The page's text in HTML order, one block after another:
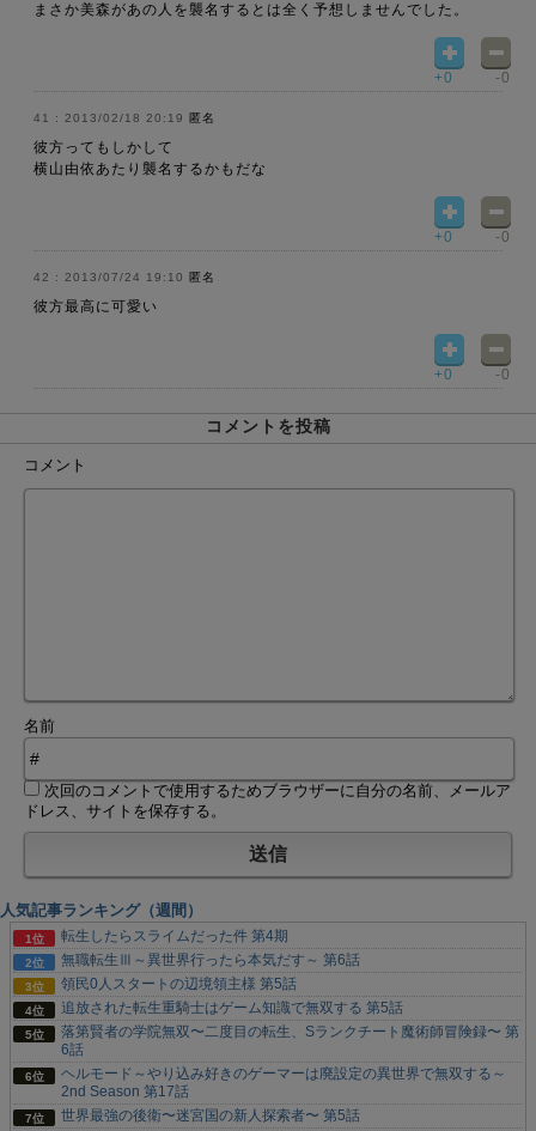
まさか美森があの人を襲名するとは全く予想しませんでした。
+0 -0
2013/02/18 20:19 匿名
彼方ってもしかして
横山由依あたり襲名するかもだな
+0 -0
2013/07/24 19:10 匿名
彼方最高に可愛い
+0 -0
コメントを投稿
コメント
名前
次回のコメントで使用するためブラウザーに自分の名前、メールア
ドレス、サイトを保存する。
人気記事ランキング（週間）
転生したらスライムだった件 第4期
無職転生Ⅲ～異世界行ったら本気だす～ 第6話
領民0人スタートの辺境領主様 第5話
追放された転生重騎士はゲーム知識で無双する 第5話
落第賢者の学院無双〜二度目の転生、Sランクチート魔術師冒険録〜 第
6話
ヘルモード～やり込み好きのゲーマーは廃設定の異世界で無双する～
2nd Season 第17話
世界最強の後衛〜迷宮国の新人探索者〜 第5話